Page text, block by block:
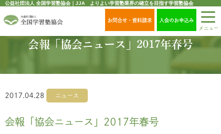
公益社団法人 全国学習塾協会｜JJA よりよい学習塾業界の確立を目指す学習塾協会
お問合せ・資料請求
入会のお申込み
メニュー
会報「協会ニュース」2017年春号
2017.04.28 ニュース
会報「協会ニュース」2017年春号